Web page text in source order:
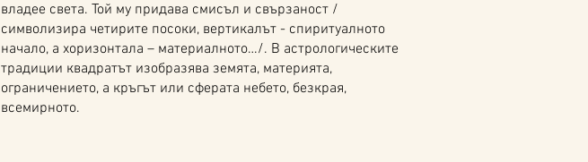
владее света. Той му придава смисъл и свързаност /
символизира четирите посоки, вертикалът - спиритуалното
начало, а хоризонтала – материалното…/. В астрологическите
традиции квадратът изобразява земята, материята,
ограничението, а кръгът или сферата небето, безкрая,
всемирното.